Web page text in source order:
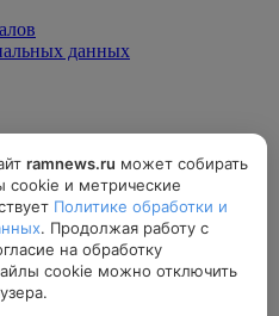
данных
городской парк, стадион
¼
ramnews.ru может собирать
cookie и метрические
Политике обработки и
. Продолжая работу с
на обработку
cookie можно отключить